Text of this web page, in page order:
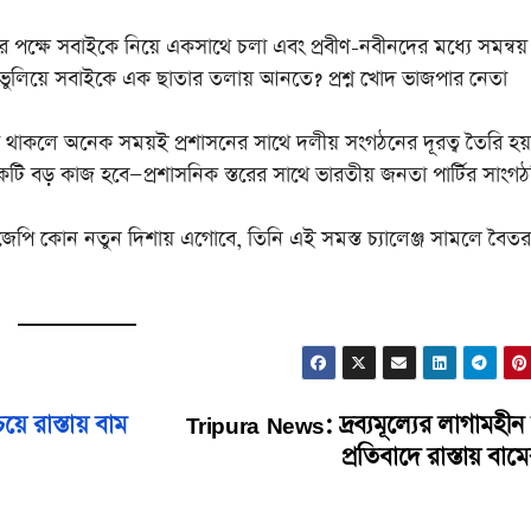
নিয়ে একসাথে চলা এবং প্রবীণ-নবীনদের মধ্যে সমন্বয়
ভুলিয়ে সবাইকে এক ছাতার তলায় আনতে? প্রশ্ন খোদ ভাজপার নেতা
অনেক সময়ই প্রশাসনের সাথে দলীয় সংগঠনের দূরত্ব তৈরি
বড় কাজ হবে—প্রশাসনিক স্তরের সাথে ভারতীয় জনতা পার্টির
নতুন দিশায় এগোবে, তিনি এই সমস্ত চ্যালেঞ্জ সামলে
Tripura News: দ্রব্যমূল্যের লাগামহীন
প্রতিবাদে রাস্তায়
রাস্তায় বাম